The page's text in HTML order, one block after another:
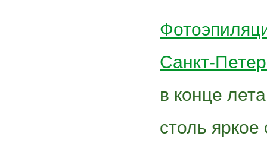
Санкт-
в конце
столь